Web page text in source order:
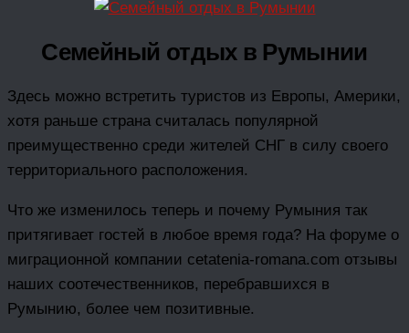
Семейный отдых в Румынии
Здесь можно встретить туристов из Европы, Америки,
хотя раньше страна считалась популярной
преимущественно среди жителей СНГ в силу своего
территориального расположения.
Что же изменилось теперь и почему Румыния так
притягивает гостей в любое время года? На форуме о
миграционной компании cetatenia-romana.com отзывы
наших соотечественников, перебравшихся в
Румынию, более чем позитивные.